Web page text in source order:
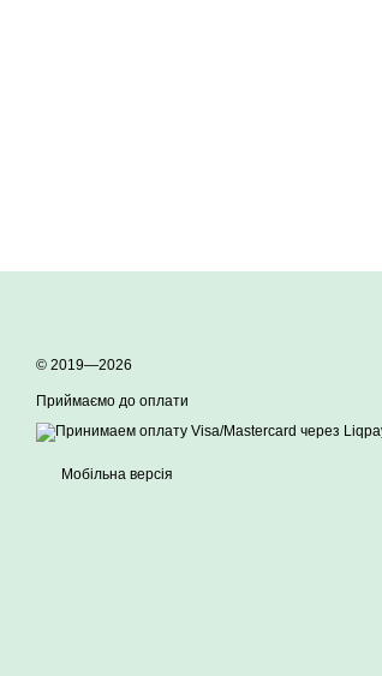
© 2019—2026
Приймаємо до оплати
Мобільна версія